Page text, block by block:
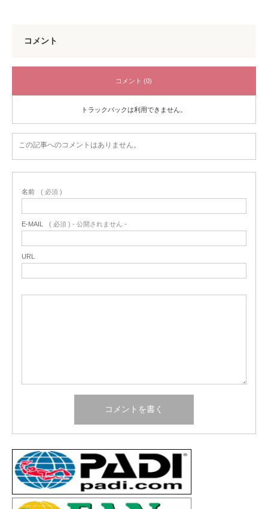
コメント
コメント (0)
トラックバックは利用できません。
この記事へのコメントはありません。
名前 ( 必須 )
E-MAIL ( 必須 ) - 公開されません -
URL